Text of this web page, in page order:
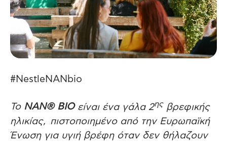
#NestleNANbio
Το NAN® BIO είναι ένα γάλα 2ης βρεφικής
ηλικίας, πιστοποιημένο από την Ευρωπαϊκή
Ένωση για υγιή βρέφη όταν δεν θήλαζουν